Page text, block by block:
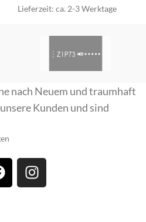
Lieferzeit: ca. 2-3 Werktage
nach Neuem und traumhaft
Kunden und sind